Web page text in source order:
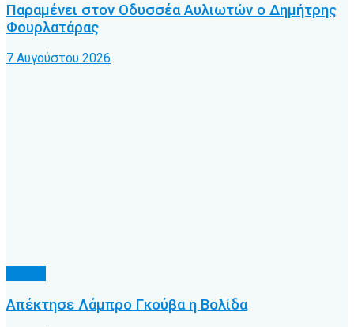
Παραμένει στον Οδυσσέα Αυλιωτών ο Δημήτρης
Φουρλατάρας
7 Αυγούστου 2026
Απέκτησε Λάμπρο Γκούβα η Βολίδα